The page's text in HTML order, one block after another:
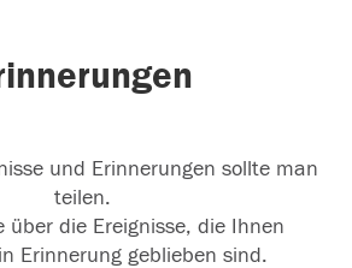
und Erinnerungen sollte man
teilen.
über die Ereignisse, die Ihnen
Erinnerung geblieben sind.